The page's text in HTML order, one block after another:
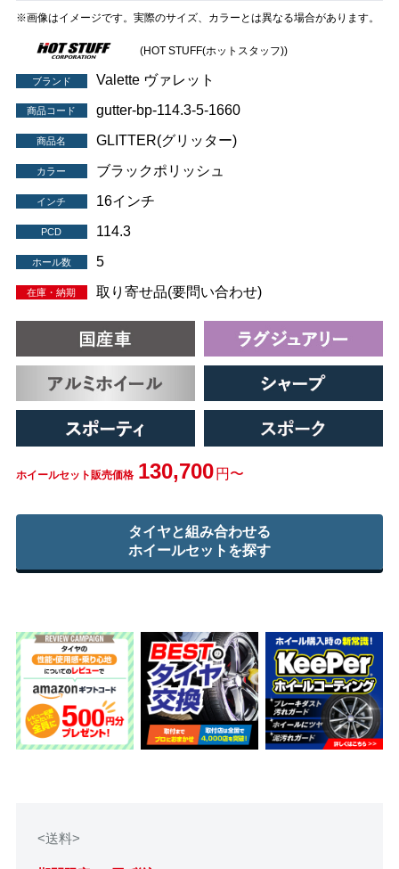
※画像はイメージです。実際のサイズ、カラーとは異なる場合があります。
(HOT STUFF(ホットスタッフ))
ブランド Valette ヴァレット
商品コード gutter-bp-114.3-5-1660
商品名 GLITTER(グリッター)
カラー ブラックポリッシュ
インチ 16インチ
PCD 114.3
ホール数 5
在庫・納期 取り寄せ品(要問い合わせ)
ホイールセット販売価格 130,700 円〜
タイヤと組み合わせる
ホイールセットを探す
<送料>